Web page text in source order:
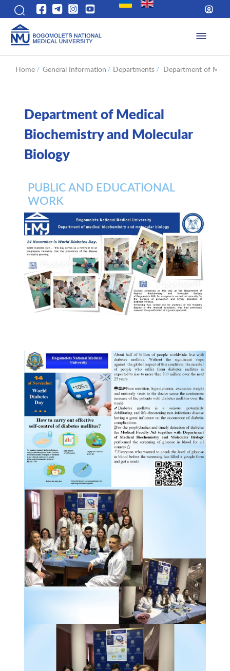
Home / General Information / Departments / Department of
Department of Medical
Biochemistry and Molecular
Biology
PUBLIC AND EDUCATIONAL
WORK